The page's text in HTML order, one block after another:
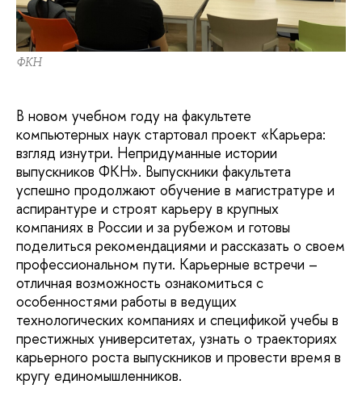
ФКН
В новом учебном году на факультете
компьютерных наук стартовал проект «Карьера:
взгляд изнутри. Непридуманные истории
выпускников ФКН». Выпускники факультета
успешно продолжают обучение в магистратуре и
аспирантуре и строят карьеру в крупных
компаниях в России и за рубежом и готовы
поделиться рекомендациями и рассказать о своем
профессиональном пути. Карьерные встречи –
отличная возможность ознакомиться с
особенностями работы в ведущих
технологических компаниях и спецификой учебы в
престижных университетах, узнать о траекториях
карьерного роста выпускников и провести время в
кругу единомышленников.